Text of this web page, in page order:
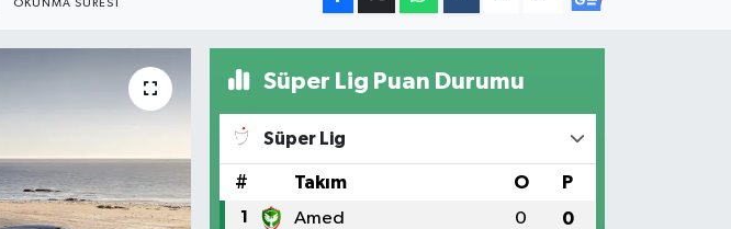
OKUNMA SÜRESI
Süper Lig Puan Durumu
Süper Lig
# Takım O P
1 Amed 0 0